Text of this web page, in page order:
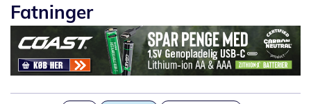
Fatninger